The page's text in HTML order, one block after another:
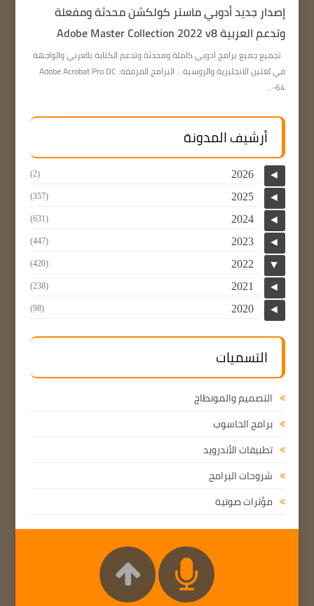
إصدار جديد أدوبي ماستر كولكشن محدثة ومفعلة
وتدعم العربية Adobe Master Collection 2022 v8
تجميع جميع برامج ادوبي كاملة ومحدثة وتدعم الكتابة بالعربي والواجهة
في لغتين الانجليزية والروسية… البرامج المرفقة: Adobe Acrobat Pro DC
64-...
أرشيف المدونة
◄
2026
(2)
◄
2025
(357)
◄
2024
(631)
◄
2023
(447)
▼
2022
(420)
◄
2021
(238)
◄
2020
(98)
التسميات
التصميم والمونطاج
برامج الحاسوب
تطبيقات الأندرويد
شروحات البرامج
مؤثرات صوتية